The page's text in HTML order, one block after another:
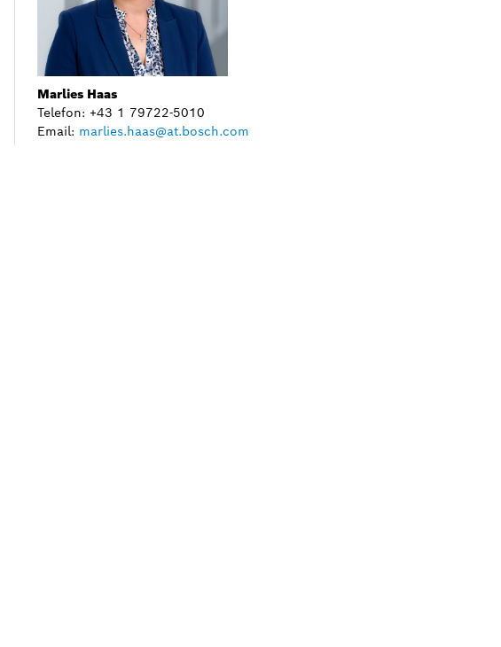
Marlies Haas
Telefon: +43 1 79722-5010
Email: marlies.haas@at.bosch.com